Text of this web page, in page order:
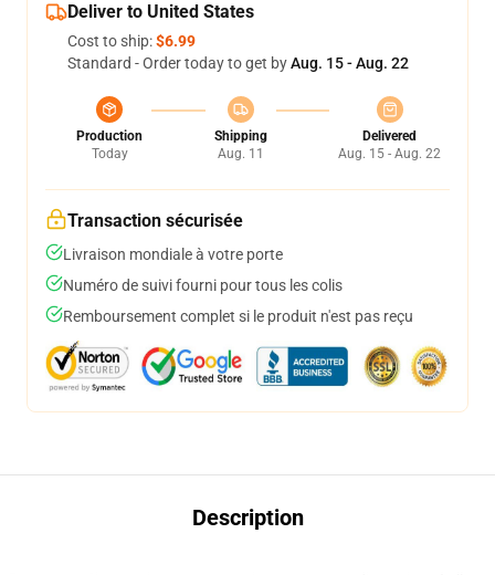
Deliver to United States
Cost to ship:$6.99
Standard - Order today to get byAug. 15 - Aug. 22
Production
Today
Shipping
Aug. 11
Delivered
Aug. 15 - Aug. 22
Transaction sécurisée
Livraison mondiale à votre porte
Numéro de suivi fourni pour tous les colis
Remboursement complet si le produit n'est pas reçu
Description